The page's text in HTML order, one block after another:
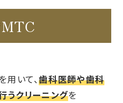
用いて、歯科医師や歯科
うクリーニングを